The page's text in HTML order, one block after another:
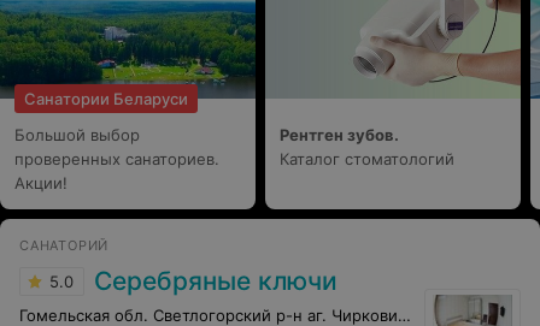
Санатории Беларуси
Большой выбор
проверенных санаториев.
Акции!
Рентген зубов.
Каталог стоматологий
САНАТОРИЙ
5.0 Серебряные ключи
Гомельская обл. Светлогорский р-н аг. Чирковичи